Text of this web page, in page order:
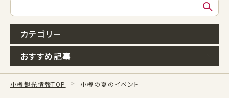
カテゴリー
おすすめ記事
小樽観光情報TOP 小樽の夏のイベント